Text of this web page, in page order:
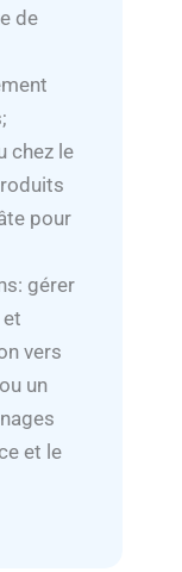
de
chez le
pour
gérer
vers
un
et le